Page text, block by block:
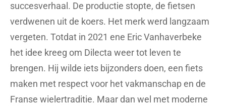
succesverhaal. De productie stopte, de fietsen
verdwenen uit de koers. Het merk werd langzaam
vergeten. Totdat in 2021 ene Eric Vanhaverbeke
het idee kreeg om Dilecta weer tot leven te
brengen. Hij wilde iets bijzonders doen, een fiets
maken met respect voor het vakmanschap en de
Franse wielertraditie. Maar dan wel met moderne